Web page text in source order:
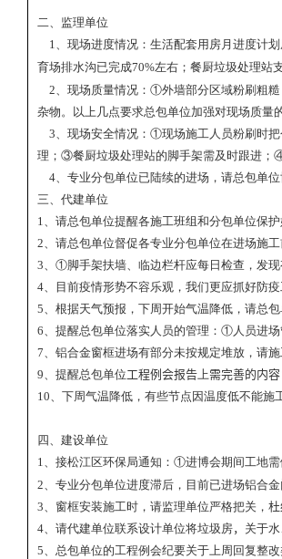
二、监理单位
1
、现场进度情况：生活配套用房月进度计
育场排水沟已完成70%左右；餐厨垃圾处理站
2 、现场质量情况：①外墙部分区域粉刷粗
杂物。以上几点要求总包单位加强对现场质量
3 、现场安全情况：①现场施工人员粉刷时
理；③餐厨垃圾处理站的脚手架需及时跟进；
4 、专业分包单位已陆续的进场，请总包单
三、代建单位
1
、请总包单位提醒各施工班组和分包单位保
2 、请总包单位督促各专业分包单位在进场施
3 、①脚手架扶墙、临边栏杆应每日检查，发
4 、目前疫情形势不容乐观，我们更应抓好
5 、根据天气预报，下周开始气温降低，请总
6 、提醒总包单位落实人员的管理：①人员进
7 、铝合金窗框进场有部分未按规定堆放，请
9 、提醒总包单位工程例会报告 上需完善的内容
10 、下周气温降低，有些节点因温度低不能
四、建设单位
1
、接松江区环保局通知：①进博会期间工地
2 、专业分包单位进度滞后，目前已进场铝合
3 、窗框安装施工时，请监理单位严格把关， 杜
4 、请代建单位联系设计单位将垃圾房， 关于
5 、总包单位的工程例会纪要关于上周回复整